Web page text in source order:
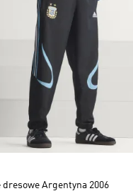
dresowe Argentyna 2006